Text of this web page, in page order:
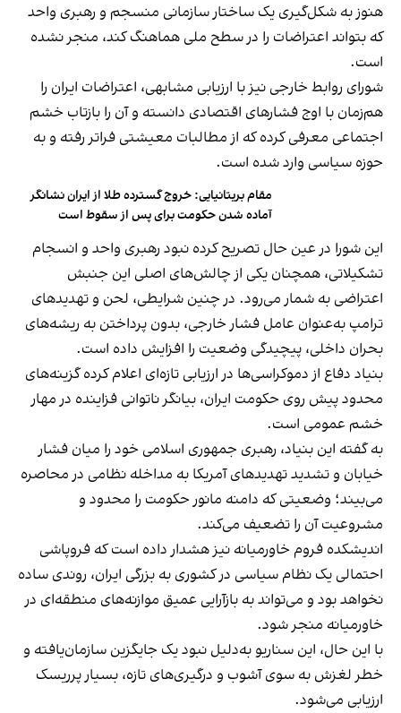
هنوز به شکل‌گیری یک ساختار سازمانی منسجم و رهبری واحد
که بتواند اعتراضات را در سطح ملی هماهنگ کند، منجر نشده
است.
شورای روابط خارجی نیز با ارزیابی مشابهی، اعتراضات ایران را
هم‌زمان با اوج فشارهای اقتصادی دانسته و آن را بازتاب خشم
اجتماعی معرفی کرده که از مطالبات معیشتی فراتر رفته و به
حوزه سیاسی وارد شده است.
مقام بریتانیایی: خروج گسترده طلا از ایران نشانگر
آماده شدن حکومت برای پس از سقوط است
این شورا در عین حال تصریح کرده نبود رهبری واحد و انسجام
تشکیلاتی، همچنان یکی از چالش‌های اصلی این جنبش
اعتراضی به شمار می‌رود. در چنین شرایطی، لحن و تهدیدهای
ترامپ به‌عنوان عامل فشار خارجی، بدون پرداختن به ریشه‌های
بحران داخلی، پیچیدگی وضعیت را افزایش داده است.
بنیاد دفاع از دموکراسی‌ها در ارزیابی تازه‌ای اعلام کرده گزینه‌های
محدود پیش روی حکومت ایران، بیانگر ناتوانی فزاینده در مهار
خشم عمومی است.
به گفته این بنیاد، رهبری جمهوری اسلامی خود را میان فشار
خیابان و تشدید تهدیدهای آمریکا به مداخله نظامی در محاصره
می‌بیند؛ وضعیتی که دامنه مانور حکومت را محدود و
مشروعیت آن را تضعیف می‌کند.
اندیشکده فروم خاورمیانه نیز هشدار داده است که فروپاشی
احتمالی یک نظام سیاسی در کشوری به بزرگی ایران، روندی ساده
نخواهد بود و می‌تواند به بازآرایی عمیق موازنه‌های منطقه‌ای در
خاورمیانه منجر شود.
با این حال، این سناریو به‌دلیل نبود یک جایگزین سازمان‌یافته و
خطر لغزش به سوی آشوب و درگیری‌های تازه، بسیار پرریسک
ارزیابی می‌شود.